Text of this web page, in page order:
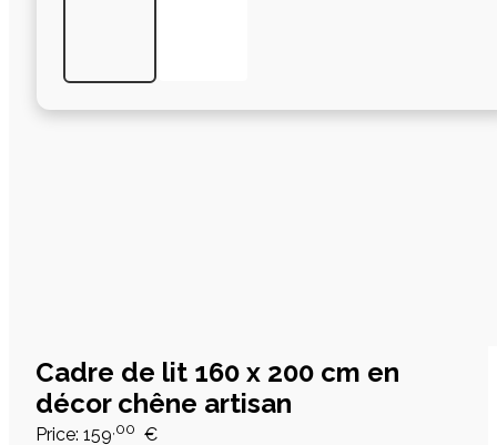
Cadre de lit 160 x 200 cm en
décor chêne artisan
Price: 159 ,00 €